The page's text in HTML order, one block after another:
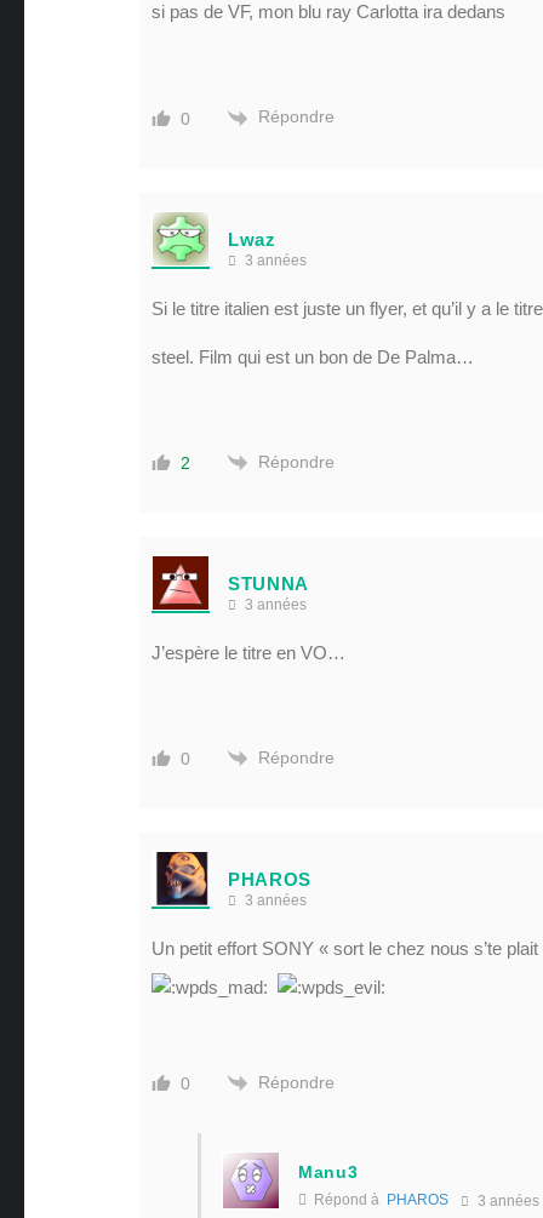
si pas de VF, mon blu ray Carlotta ira dedans
0 Répondre
Lwaz
3 années
Si le titre italien est juste un flyer, et qu’il y a le
steel. Film qui est un bon de De Palma…
2 Répondre
STUNNA
3 années
J’espère le titre en VO…
0 Répondre
PHAROS
3 années
Un petit effort SONY « sort le chez nous s’te
0 Répondre
Manu3
Répond à PHAROS 3 années